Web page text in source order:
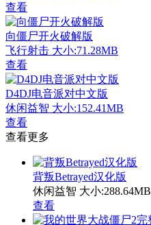
查看
向僵尸开火破解版
飞行射击 大小:71.28MB
查看
D4DJ电音派对中文版
休闲益智 大小:152.41MB
查看
查看更多
背叛Betrayed汉化版
休闲益智 大小:288.64MB
查看